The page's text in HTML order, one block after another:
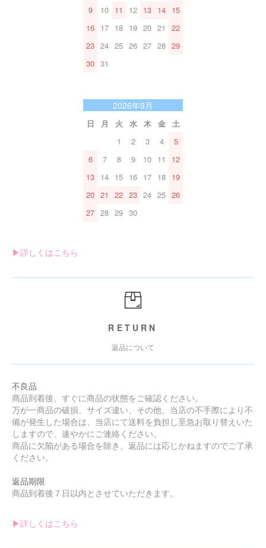
9 10 11 12 13 14 15
16 17 18 19 20 21
22
23 24 25 26 27 28 29
30 31
2026年9月
日 月 火 水 木 金
土
1
2 3 4
5
6
7 8 9 10 11
12
13 14 15 16 17 18 19
20 21 22 23 24 25 26
27 28 29 30
▶︎詳しくはこちら
RETURN
返品について
不良品
商品到着後、すぐに商品の状態をご確認ください。
万が一商品の破損、サイズ違い、その他、当店の不手際により不
備が発生した場合は、当店にて送料を負担し至急お取り替えいた
しますので、速やかにご連絡ください。
商品に欠陥がある場合を除き、返品には応じかねますのでご了承
ください。
返品期限
商品到着後７日以内とさせていただきます。
▶︎詳しくはこちら